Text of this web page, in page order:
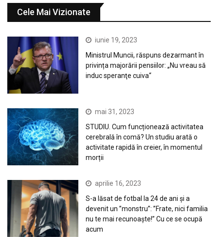
Cele Mai Vizionate
iunie 19, 2023
Ministrul Muncii, răspuns dezarmant în
privința majorării pensiilor: „Nu vreau să
induc speranţe cuiva“
mai 31, 2023
STUDIU. Cum funcționează activitatea
cerebrală în comă? Un studiu arată o
activitate rapidă în creier, în momentul
morții
aprilie 16, 2023
S-a lăsat de fotbal la 24 de ani și a
devenit un ”monstru”: ”Frate, nici familia
nu te mai recunoaște!” Cu ce se ocupă
acum